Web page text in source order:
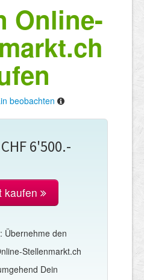
Online-
beobachten
6'500.-
kaufen
: Übernehme den
Stellenmarkt.ch
Dein